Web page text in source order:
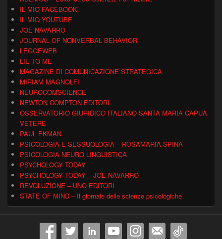
IL MIO FACEBOOK
IL MIO YOUTUBE
JOE NAVARRO
JOURNAL OF NONVERBAL BEHAVIOR
LEGGEWEB
LIE TO ME
MAGAZINE DI COMUNICAZIONE STRATEGICA
MIRIAM MAGNOLFI
NEUROCOMSCIENCE
NEWTON COMPTON EDITORI
OSSERVATORIO GIURIDICO ITALIANO SANTA MARIA CAPUA
VETERE
PAUL EKMAN
PSICOLOGIA E SESSUOLOGIA – ROSAMARIA SPINA
PSICOLOGIA NEURO LINGUISTICA
PSYCHOLOGY TODAY
PSYCHOLOGY TODAY – JOE NAVARRO
REVOLUZIONE – UNO EDITORI
STATE OF MIND – Il giornale delle scienze psicologiche